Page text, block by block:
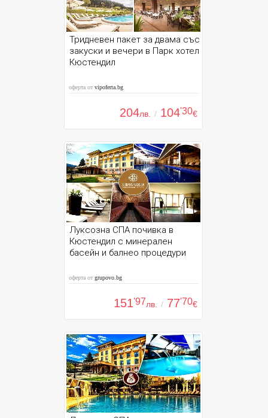
Тридневен пакет за двама със
закуски и вечери в Парк хотел
Кюстендил
оферта отvipoferta.bg
204лв. / 104'30€
Луксозна СПА почивка в
Кюстендил с минерален
басейн и балнео процедури
оферта отgrupovo.bg
151'97лв. / 77'70€